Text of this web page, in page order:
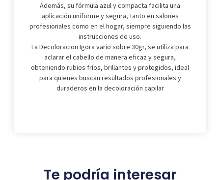
Además, su fórmula azul y compacta facilita una
aplicación uniforme y segura, tanto en salones
profesionales como en el hogar, siempre siguiendo las
instrucciones de uso.
La Decoloracion Igora vario sobre 30gr, se utiliza para
aclarar el cabello de manera eficaz y segura,
obteniendo rubios fríos, brillantes y protegidos, ideal
para quienes buscan resultados profesionales y
duraderos en la decoloración capilar
Te podría interesar